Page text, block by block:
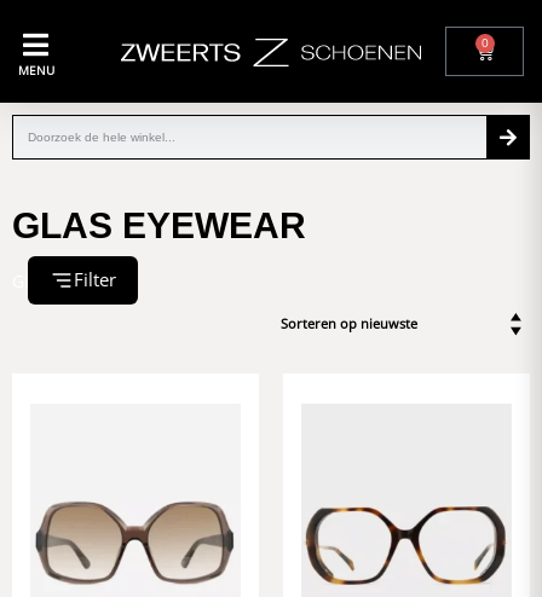
MENU
0
GLAS EYEWEAR
GLAS EYEWEAR
Filter